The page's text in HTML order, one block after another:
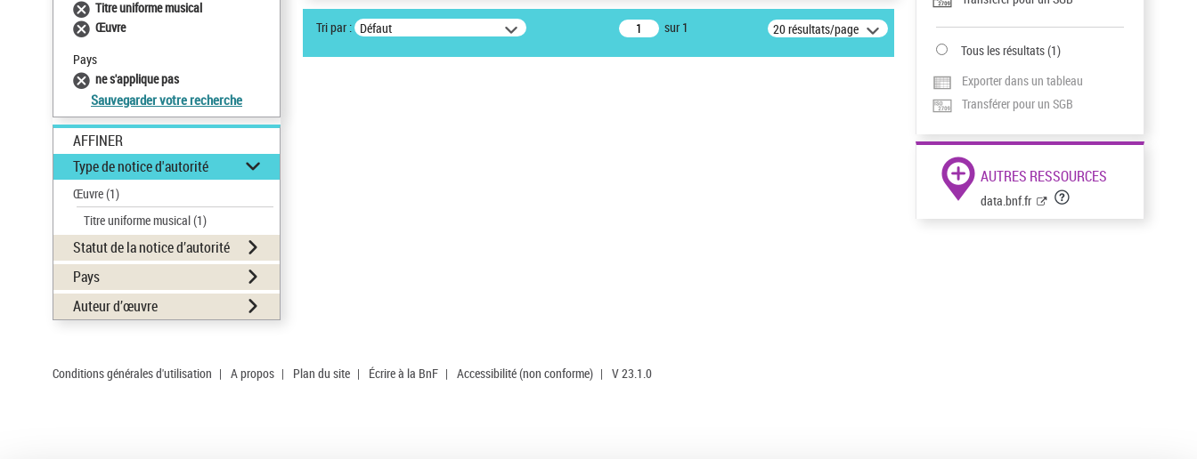
Titre uniforme musical
Œuvre
Pays
ne s'applique pas
Sauvegarder votre recherche
AFFINER
Type de notice d'autorité
Œuvre(1)
Titre uniforme musical(1)
Statut de la notice d’autorité
Pays
Auteur d’œuvre
Tri par : Défaut sur 1 20 résultats/page
Tous les résultats(1)
Exporter dans un tableau
Transférer pour un SGB
AUTRES RESSOURCES
data.bnf.fr
Conditions générales d'utilisation | A propos | Plan du site | Écrire à la BnF | Accessibilité (non conforme) | V 23.1.0